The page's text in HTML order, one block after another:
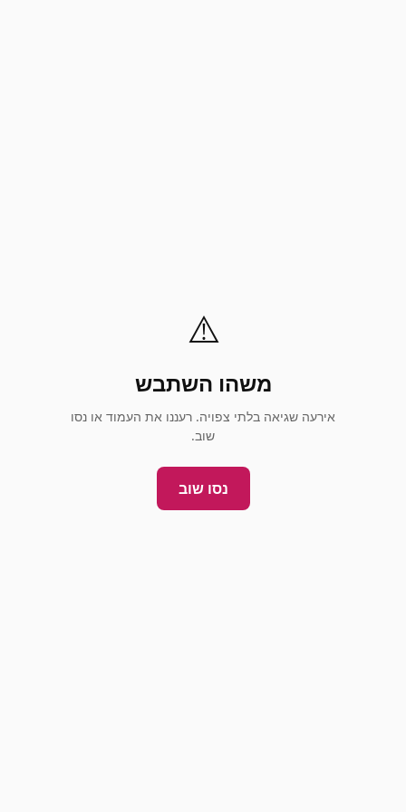
⚠️
משהו השתבש
אירעה שגיאה בלתי צפויה. רעננו את העמוד או נסו
שוב.
נסו שוב